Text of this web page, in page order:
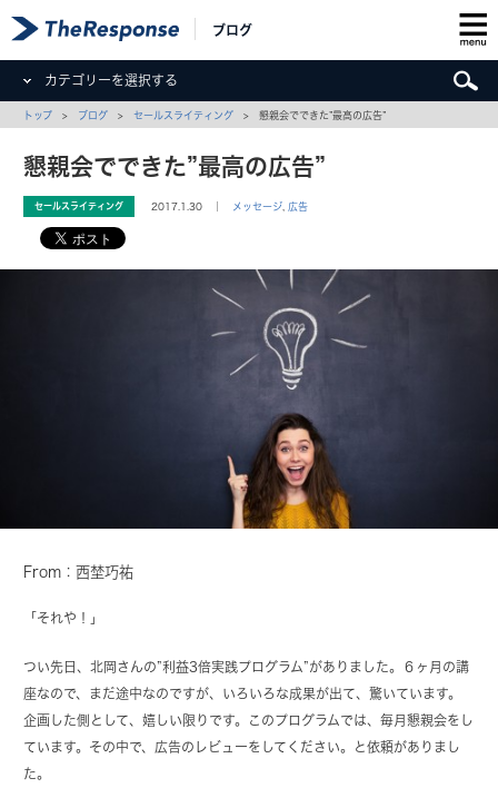
ブログ
カテゴリーを選択する
トップ > ブログ >セールスライティング > 懇親会でできた”最高の広告”
懇親会でできた”最高の広告”
セールスライティング 2017.1.30 ｜ メッセージ 広告
From：西埜巧祐
「それや！」
つい先日、北岡さんの”利益3倍実践プログラム”がありました。６ヶ月の講
座なので、まだ途中なのですが、いろいろな成果が出て、驚いています。
企画した側として、嬉しい限りです。このプログラムでは、毎月懇親会をし
ています。その中で、広告のレビューをしてください。と依頼がありまし
た。